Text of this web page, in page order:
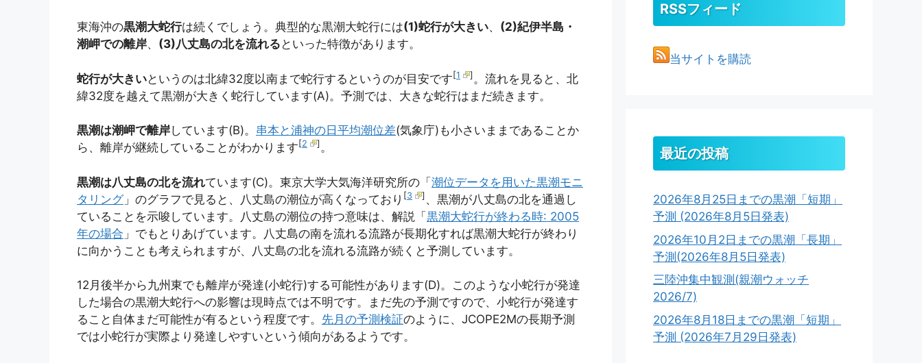
東海沖の黒潮大蛇行は続くでしょう。典型的な黒潮大蛇行には(1)蛇行が大きい、 (2)紀伊半島・
潮岬での離岸、 (3)八丈島の北を流れる といった特徴があります。
蛇行が大きいというのは北緯32度以南まで蛇行するというのが目安です[1 ] 。流れを見ると、北
緯32度を越えて黒潮が大きく蛇行しています(A)。予測では、大きな蛇行はまだ続きます。
黒潮は潮岬で離岸しています(B)。 串本と浦神の日平均潮位差(気象庁)も小さいままであることか
ら、離岸が継続していることがわかります [2 ] 。
黒潮は八丈島の北を流れています(C)。東京大学大気海洋研究所の「潮位データを用いた黒潮モニ
タリング」のグラフで見ると、八丈島の潮位が高くなっており [3 ] 、黒潮が八丈島の北を通過し
ていることを示唆しています。八丈島の潮位の持つ意味は、解説「黒潮大蛇行が終わる時: 2005
年の場合 」でもとりあげています。八丈島の南を流れる流路が長期化すれば黒潮大蛇行が終わり
に向かうことも考えられますが、八丈島の北を流れる流路が続くと予測しています。
12月後半から九州東でも離岸が発達(小蛇行)する可能性があります(D)。このような小蛇行が発達
した場合の黒潮大蛇行への影響は現時点では不明です。まだ先の予測ですので、小蛇行が発達す
ること自体まだ可能性が有るという程度です。 先月の予測検証のように、JCOPE2Mの長期予測
では小蛇行が実際より発達しやすいという傾向があるようです。
RSSフィード
当サイトを購読
最近の投稿
2026年8月25日までの黒潮「短期」
予測 (2026年8月5日発表)
2026年10月2日までの黒潮「長期」
予測(2026年8月5日発表)
三陸沖集中観測(親潮ウォッチ
2026/7)
2026年8月18日までの黒潮「短期」
予測 (2026年7月29日発表)